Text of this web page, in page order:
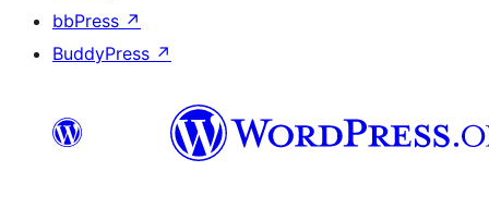
bbPress ↗
BuddyPress ↗